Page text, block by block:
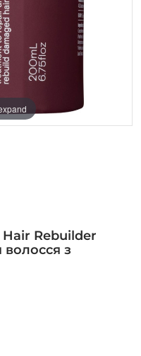
Rebuilder
з